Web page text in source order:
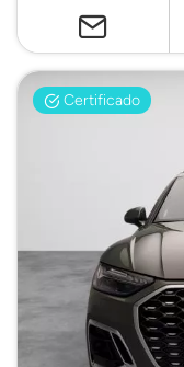
Certificado